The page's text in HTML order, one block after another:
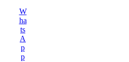
W
ha
ts
A
p
p